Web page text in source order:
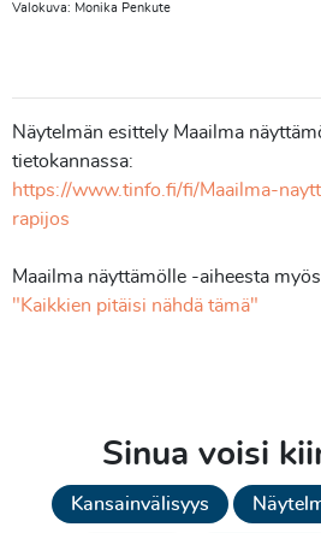
Valokuva: Monika Penkute
Näytelmän esittely Maailma
tietokannassa:
https://www.tinfo.fi/fi/Maailma-
rapijos
Maailma näyttämölle -aiheesta
"Kaikkien pitäisi nähdä tämä"
Sinua voisi
Kansainvälisyys